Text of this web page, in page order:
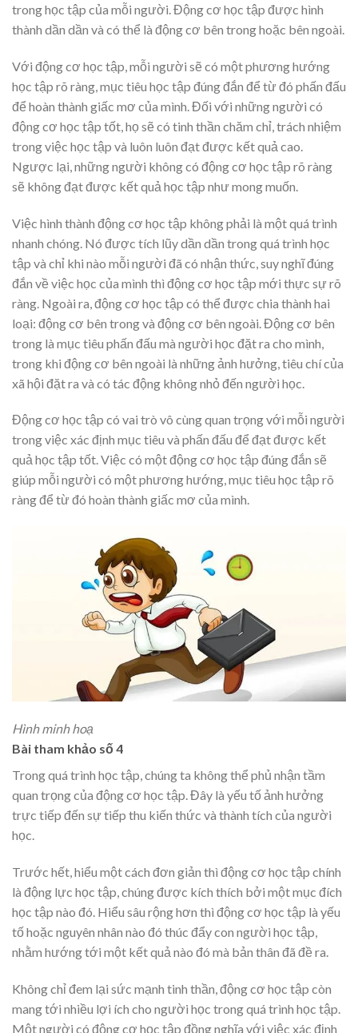
trong học tập của mỗi người. Động cơ học tập được hình
thành dần dần và có thể là động cơ bên trong hoặc bên ngoài.
Với động cơ học tập, mỗi người sẽ có một phương hướng
học tập rõ ràng, mục tiêu học tập đúng đắn để từ đó phấn đấu
để hoàn thành giấc mơ của mình. Đối với những người có
động cơ học tập tốt, họ sẽ có tinh thần chăm chỉ, trách nhiệm
trong việc học tập và luôn luôn đạt được kết quả cao.
Ngược lại, những người không có động cơ học tập rõ ràng
sẽ không đạt được kết quả học tập như mong muốn.
Việc hình thành động cơ học tập không phải là một quá trình
nhanh chóng. Nó được tích lũy dần dần trong quá trình học
tập và chỉ khi nào mỗi người đã có nhận thức, suy nghĩ đúng
đắn về việc học của mình thì động cơ học tập mới thực sự rõ
ràng. Ngoài ra, động cơ học tập có thể được chia thành hai
loại: động cơ bên trong và động cơ bên ngoài. Động cơ bên
trong là mục tiêu phấn đấu mà người học đặt ra cho mình,
trong khi động cơ bên ngoài là những ảnh hưởng, tiêu chí của
xã hội đặt ra và có tác động không nhỏ đến người học.
Động cơ học tập có vai trò vô cùng quan trọng với mỗi người
trong việc xác định mục tiêu và phấn đấu để đạt được kết
quả học tập tốt. Việc có một động cơ học tập đúng đắn sẽ
giúp mỗi người có một phương hướng, mục tiêu học tập rõ
ràng để từ đó hoàn thành giấc mơ của mình.
Hình minh hoạ
Bài tham khảo số 4
Trong quá trình học tập, chúng ta không thể phủ nhận tầm
quan trọng của động cơ học tập. Đây là yếu tố ảnh hưởng
trực tiếp đến sự tiếp thu kiến thức và thành tích của người
học.
Trước hết, hiểu một cách đơn giản thì động cơ học tập chính
là động lực học tập, chúng được kích thích bởi một mục đích
học tập nào đó. Hiểu sâu rộng hơn thì động cơ học tập là yếu
tố hoặc nguyên nhân nào đó thúc đẩy con người học tập,
nhằm hướng tới một kết quả nào đó mà bản thân đã đề ra.
Không chỉ đem lại sức mạnh tinh thần, động cơ học tập còn
mang tới nhiều lợi ích cho người học trong quá trình học tập.
Một người có động cơ học tập đồng nghĩa với việc xác định